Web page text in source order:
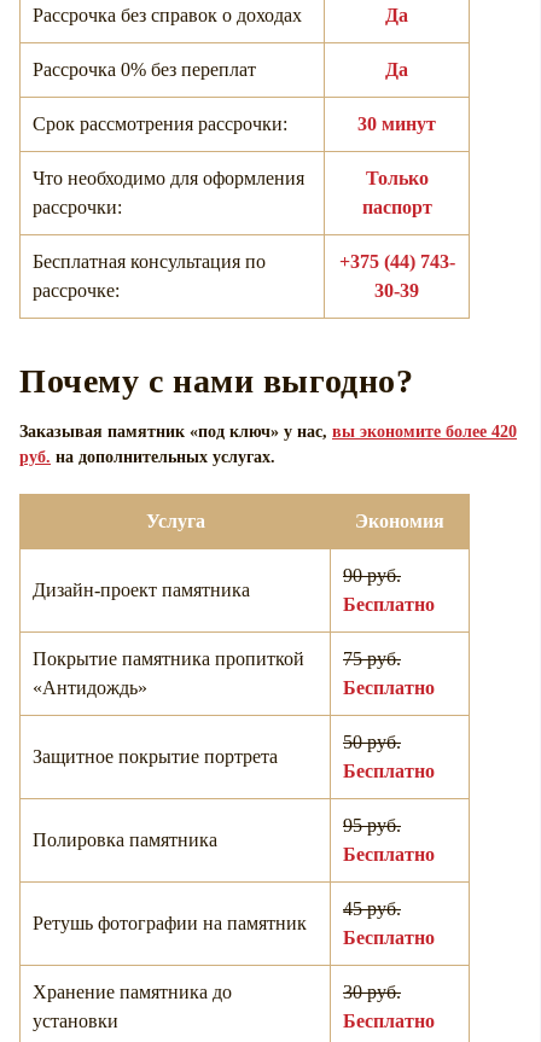
Рассрочка без справок о доходах Да
Рассрочка 0% без переплат Да
Срок рассмотрения рассрочки: 30 минут
Что необходимо для оформления
рассрочки:
Только
паспорт
Бесплатная консультация по
рассрочке:
+375 (44) 743-
30-39
Почему с нами выгодно?
Заказывая памятник «под ключ» у нас, вы экономите более 420
руб. на дополнительных услугах.
Услуга Экономия
Дизайн-проект памятника
90 руб.
Бесплатно
Покрытие памятника пропиткой
«Антидождь»
75 руб.
Бесплатно
Защитное покрытие портрета
50 руб.
Бесплатно
Полировка памятника
95 руб.
Бесплатно
Ретушь фотографии на памятник
45 руб.
Бесплатно
Хранение памятника до
установки
30 руб.
Бесплатно